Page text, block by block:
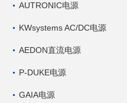
AUTRONIC电源
KWsystems AC/DC电源
AEDON直流电源
P-DUKE电源
GAIA电源